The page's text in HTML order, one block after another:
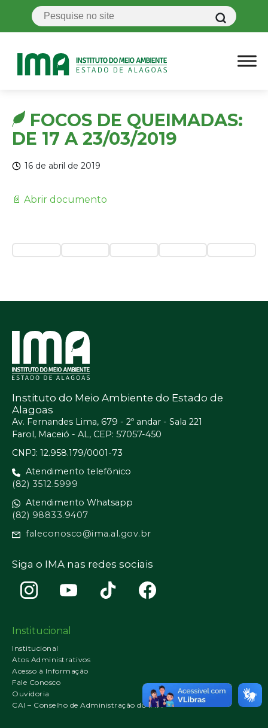
FOCOS DE QUEIMADAS:
DE 17 A 23/03/2019
16 de abril de 2019
📄 Abrir documento
Instituto do Meio Ambiente do Estado de
Alagoas
Av. Fernandes Lima, 679 - 2º andar - Sala 221
Farol, Maceió - AL, CEP: 57057-450
CNPJ: 12.958.179/0001-73
Atendimento telefônico
(82) 3512.5999
Atendimento Whatsapp
(82) 98833.9407
faleconosco@ima.al.gov.br
Siga o IMA nas redes sociais
Institucional
Institucional
Atos Administrativos
Acesso à Informação
Fale Conosco
Ouvidoria
CAI – Conselho de Administração do IMA